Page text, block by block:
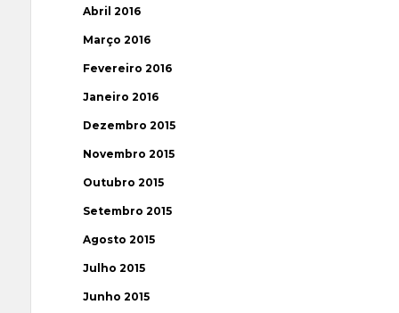
Abril 2016
Março 2016
Fevereiro 2016
Janeiro 2016
Dezembro 2015
Novembro 2015
Outubro 2015
Setembro 2015
Agosto 2015
Julho 2015
Junho 2015